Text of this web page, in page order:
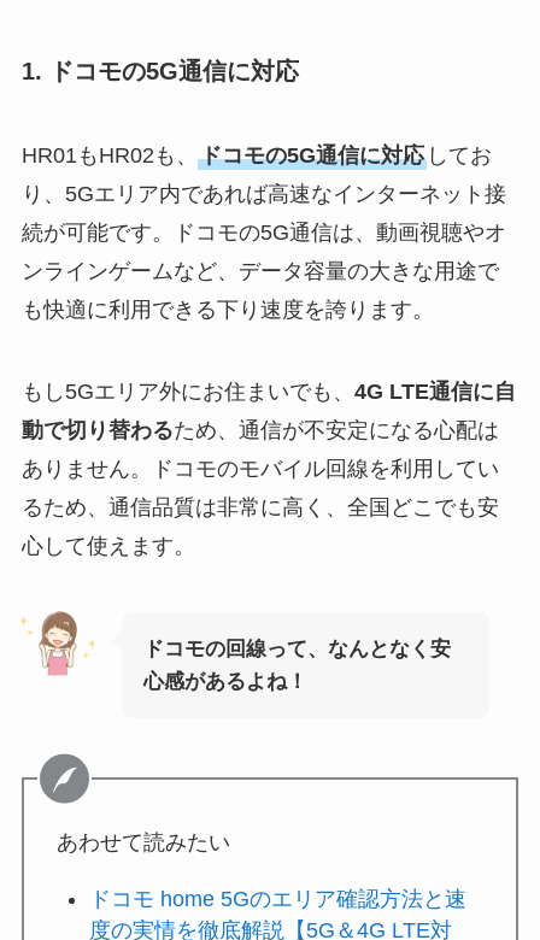
1. ドコモの5G通信に対応
HR01もHR02も、 ドコモの5G通信に対応してお
り、5Gエリア内であれば高速なインターネット接
続が可能です。ドコモの5G通信は、動画視聴やオ
ンラインゲームなど、データ容量の大きな用途で
も快適に利用できる下り速度を誇ります。
もし5Gエリア外にお住まいでも、 4G LTE通信に自
動で切り替わるため、通信が不安定になる心配は
ありません。ドコモのモバイル回線を利用してい
るため、通信品質は非常に高く、全国どこでも安
心して使えます。
ドコモの回線って、なんとなく安
心感があるよね！
あわせて読みたい
ドコモ home 5Gのエリア確認方法と速
度の実情を徹底解説【5G＆4G LTE対